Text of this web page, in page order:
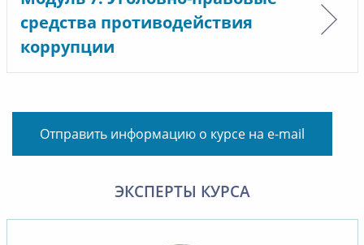
средства противодействия
коррупции
Отправить информацию о курсе на e-mail
ЭКСПЕРТЫ КУРСА